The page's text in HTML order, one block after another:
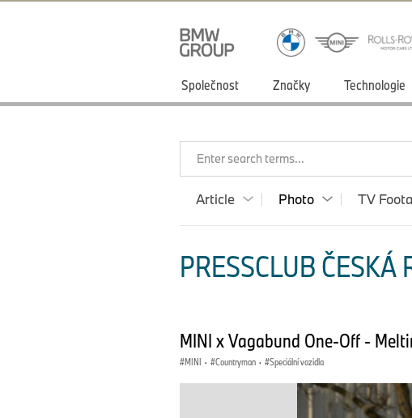
Společnost Značky Technologie
Enter search terms...
Article Photo TV
PRESSCLUB ČESKÁ
MINI x Vagabund One-Off -
MINI · Countryman · Speciální vozidla